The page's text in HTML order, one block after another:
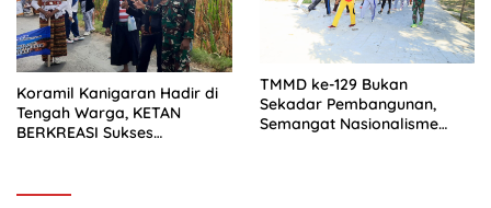
Koramil Kanigaran Hadir di
Tengah Warga, KETAN
BERKREASI Sukses
TMMD ke-129 Bukan
Sekadar Pembangunan,
Semangat Nasionalisme